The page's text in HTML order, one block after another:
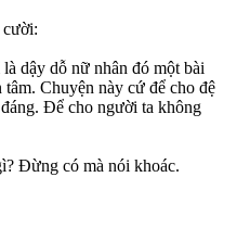
cười:
dậy dỗ nữ nhân đó một bài
Chuyện này cứ để cho đệ
Để cho người ta không
Đừng có mà nói khoác.